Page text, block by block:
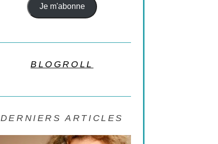
Je m'abonne
BLOGROLL
DERNIERS ARTICLES